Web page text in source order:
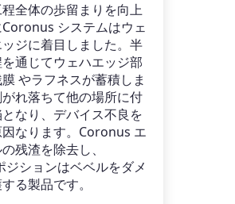
全体の歩留まりを向上
システムはウェ
ジに着目しました。半
通じてウェハエッジ部
やラフネスが蓄積しま
れ落ちて他の場所に付
なり、デバイス不良を
なります。Coronus エ
残渣を除去し、
ションはベベルをダメ
る製品です。